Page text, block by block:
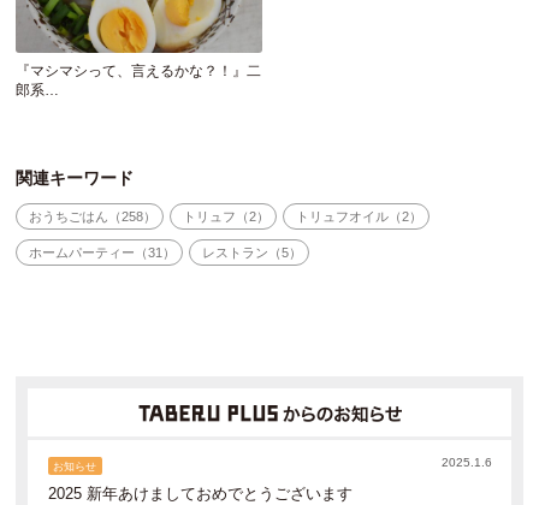
『マシマシって、言えるかな？！』二
郎系…
関連キーワード
おうちごはん（258） トリュフ（2） トリュフオイル（2）
ホームパーティー（31） レストラン（5）
お知らせ 2025.1.6
2025 新年あけましておめでとうございます